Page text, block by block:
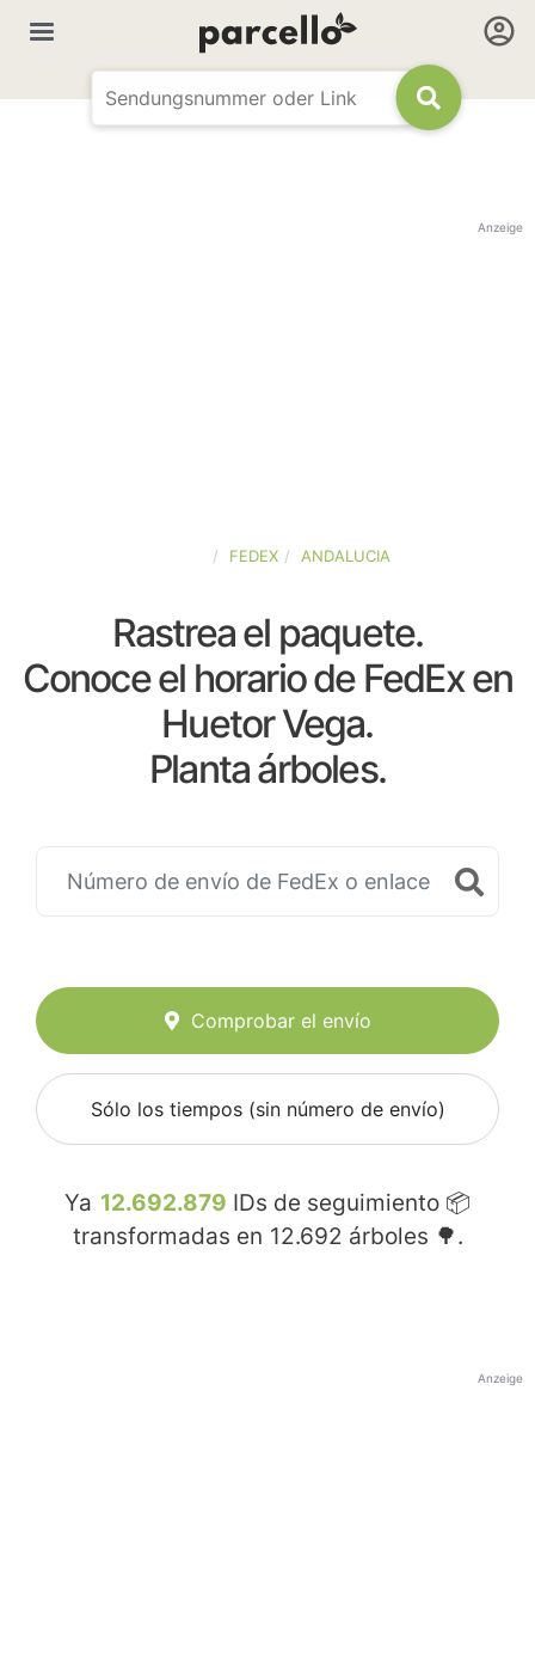
Anzeige
FEDEX ANDALUCIA
Rastrea el paquete.
Conoce el horario de FedEx en
Huetor Vega.
Planta árboles.
Comprobar el envío
Sólo los tiempos (sin número de envío)
Ya 12.692.879 IDs de seguimiento 📦
transformadas en 12.692 árboles 🌳.
Anzeige